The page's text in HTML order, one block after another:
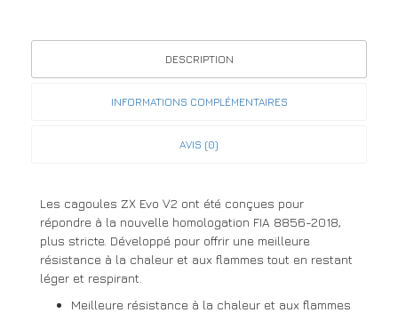
DESCRIPTION
INFORMATIONS COMPLÉMENTAIRES
AVIS (0)
Les cagoules ZX Evo V2 ont été conçues pour
répondre à la nouvelle homologation FIA 8856-2018,
plus stricte. Développé pour offrir une meilleure
résistance à la chaleur et aux flammes tout en restant
léger et respirant.
Meilleure résistance à la chaleur et aux flammes